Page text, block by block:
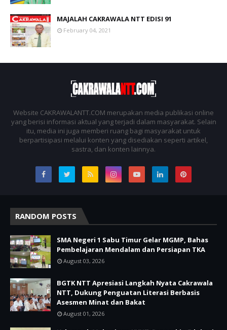
MAJALAH CAKRAWALA NTT EDISI 91
February 04, 2021
Website CAKRAWALANTT.COM merupakan media publikasi online
yang berisi informasi aktual yang terjadi dalam masyarakat. Selain
itu, media ini juga memberi ruang bagi masyarakat untuk
berpartisipasi melalui konten yang disediakan seperti artikel,
sastra, dan konten lainnya.
RANDOM POSTS
SMA Negeri 1 Sabu Timur Gelar MGMP, Bahas
Pembelajaran Mendalam dan Persiapan TKA
August 03, 2026
BGTK NTT Apresiasi Langkah Nyata Cakrawala
NTT, Dukung Penguatan Literasi Berbasis
Asesmen Minat dan Bakat
August 01, 2026